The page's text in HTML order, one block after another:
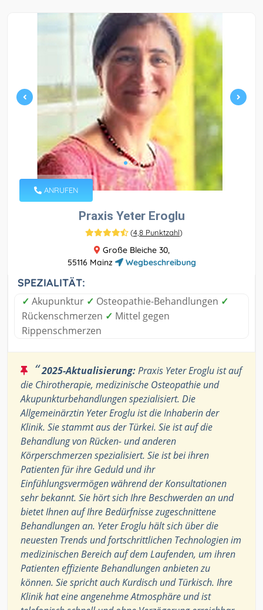
ANRUFEN
Praxis Yeter Eroglu
(4,8 Punktzahl)
Große Bleiche 30,
55116 Mainz
Wegbeschreibung
SPEZIALITÄT:
✓ Akupunktur ✓ Osteopathie-Behandlungen ✓
Rückenschmerzen ✓ Mittel gegen
Rippenschmerzen
“2025-Aktualisierung:Praxis Yeter Eroglu ist auf
die Chirotherapie, medizinische Osteopathie und
Akupunkturbehandlungen spezialisiert. Die
Allgemeinärztin Yeter Eroglu ist die Inhaberin der
Klinik. Sie stammt aus der Türkei. Sie ist auf die
Behandlung von Rücken- und anderen
Körperschmerzen spezialisiert. Sie ist bei ihren
Patienten für ihre Geduld und ihr
Einfühlungsvermögen während der Konsultationen
sehr bekannt. Sie hört sich Ihre Beschwerden an und
bietet Ihnen auf Ihre Bedürfnisse zugeschnittene
Behandlungen an. Yeter Eroglu hält sich über die
neuesten Trends und fortschrittlichen Technologien im
medizinischen Bereich auf dem Laufenden, um ihren
Patienten effiziente Behandlungen anbieten zu
können. Sie spricht auch Kurdisch und Türkisch. Ihre
Klinik hat eine angenehme Atmosphäre und ist